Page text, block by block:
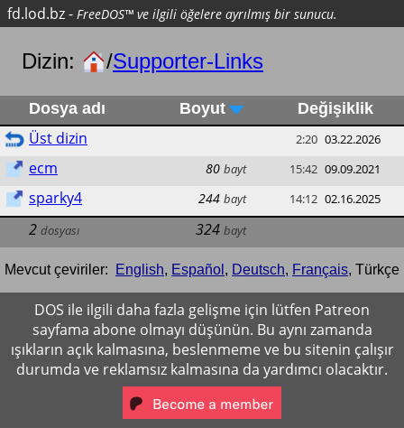
fd.lod.bz- FreeDOS™ ve ilgili öğelere ayrılmış bir sunucu.
Dizin: /Supporter-Links
Dosya adı Boyut Değişiklik
Üst dizin 2:20 03.22.2026
ecm 80 bayt 15:42 09.09.2021
sparky4 244 bayt 14:12 02.16.2025
2 dosyası 324 bayt
Mevcut çeviriler: English, Español , Deutsch, Français, Türkçe
DOS ile ilgili daha fazla gelişme için lütfen Patreon
sayfama abone olmayı düşünün. Bu aynı zamanda
ışıkların açık kalmasına, beslenmeme ve bu sitenin çalışır
durumda ve reklamsız kalmasına da yardımcı olacaktır.